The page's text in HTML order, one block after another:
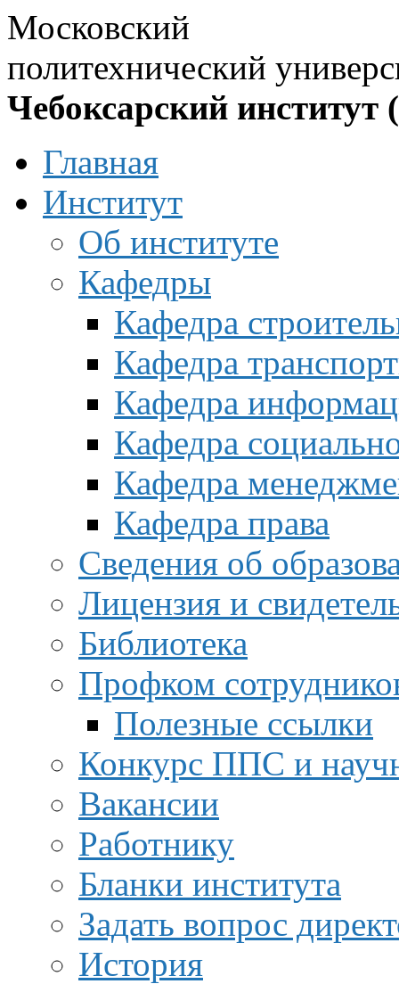
Московский
политехнический
Чебоксарский институт
Главная
Институт
Об институте
Кафедры
Кафедра
Кафедра
Кафедра
Кафедра
Кафедра
Кафедра права
Сведения об
Лицензия и
Библиотека
Профком
Полезные ссылки
Конкурс ППС и
Вакансии
Работнику
Бланки института
Задать вопрос
История